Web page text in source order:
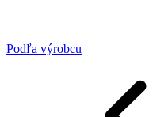
Podľa výrobcu